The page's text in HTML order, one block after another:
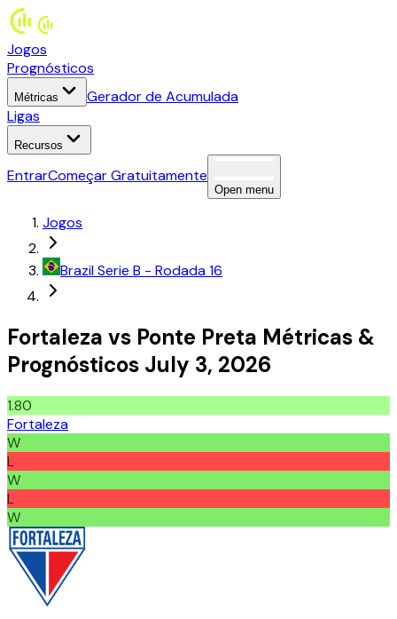
Jogos
Prognósticos
Métricas
Gerador de Acumulada
Ligas
Recursos
EntrarComeçar Gratuitamente
Open menu
Jogos
BrazilSerie B - Rodada 16
Fortaleza vs Ponte Preta Métricas &
Prognósticos July 3, 2026
1.80
Fortaleza
W
L
W
L
W